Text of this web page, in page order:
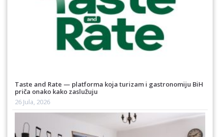
Taste and Rate — platforma koja turizam i gastronomiju BiH
priča onako kako zaslužuju
26 Jula, 2026